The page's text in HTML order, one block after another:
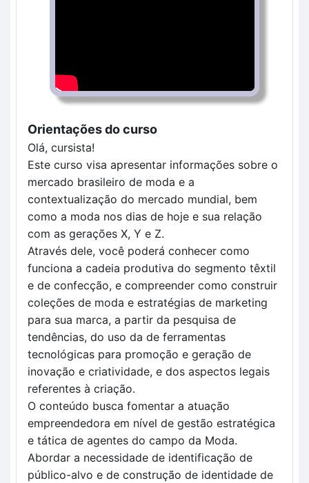
Orientações do curso
Olá, cursista!
Este curso visa apresentar informações sobre o
mercado brasileiro de moda e a
contextualização do mercado mundial, bem
como a moda nos dias de hoje e sua relação
com as gerações X, Y e Z.
Através dele, você poderá conhecer como
funciona a cadeia produtiva do segmento têxtil
e de confecção, e compreender como construir
coleções de moda e estratégias de marketing
para sua marca, a partir da pesquisa de
tendências, do uso da de ferramentas
tecnológicas para promoção e geração de
inovação e criatividade, e dos aspectos legais
referentes à criação.
O conteúdo busca fomentar a atuação
empreendedora em nível de gestão estratégica
e tática de agentes do campo da Moda.
Abordar a necessidade de identificação de
público-alvo e de construção de identidade de